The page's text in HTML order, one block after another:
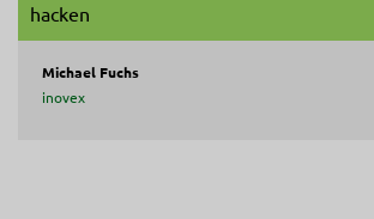
hacken
Michael Fuchs
inovex